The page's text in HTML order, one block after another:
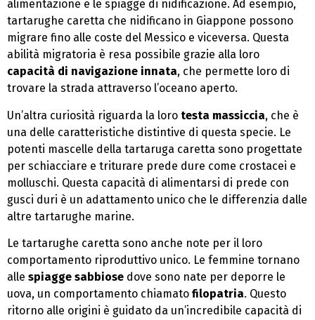
alimentazione e le spiagge di nidificazione. Ad esempio,
tartarughe caretta che nidificano in Giappone possono
migrare fino alle coste del Messico e viceversa. Questa
abilità migratoria è resa possibile grazie alla loro
capacità di navigazione innata, che permette loro di
trovare la strada attraverso l’oceano aperto.
Un’altra curiosità riguarda la loro testa massiccia, che è
una delle caratteristiche distintive di questa specie. Le
potenti mascelle della tartaruga caretta sono progettate
per schiacciare e triturare prede dure come crostacei e
molluschi. Questa capacità di alimentarsi di prede con
gusci duri è un adattamento unico che le differenzia dalle
altre tartarughe marine.
Le tartarughe caretta sono anche note per il loro
comportamento riproduttivo unico. Le femmine tornano
alle spiagge sabbiose dove sono nate per deporre le
uova, un comportamento chiamato filopatria. Questo
ritorno alle origini è guidato da un’incredibile capacità di